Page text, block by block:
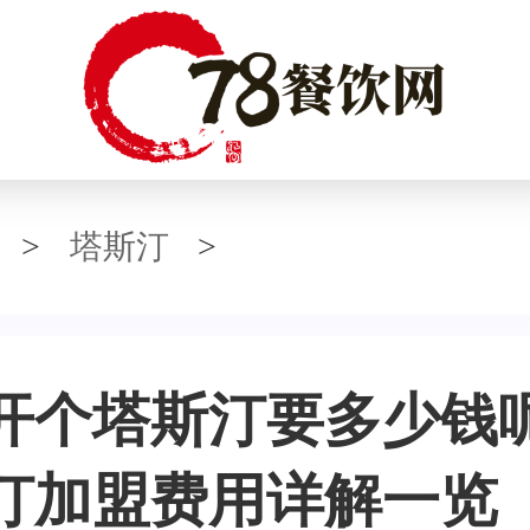
> 塔斯汀 >
个塔斯汀要多少钱
加盟费用详解一览